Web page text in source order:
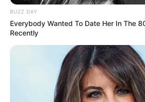
BUZZ DAY
Everybody Wanted To Date Her In The
Recently